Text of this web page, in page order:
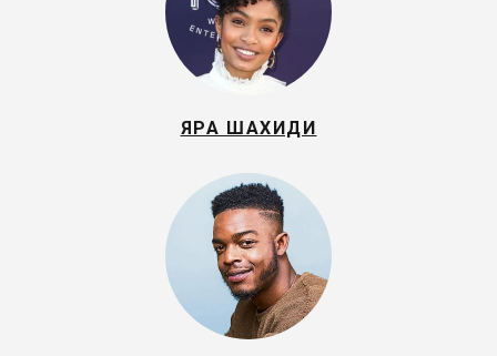
ЯРА ШАХИДИ